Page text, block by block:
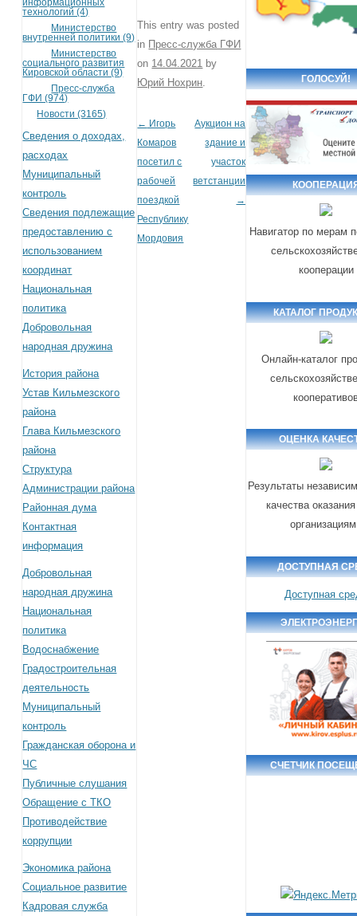
технологий (4)
Министерство
внутренней политики (9)
Министерство
социального развития
Кировской области (9)
Пресс-служба
ГФИ (974)
Новости (3165)
Сведения о доходах,
расходах
Муниципальный
контроль
Сведения подлежащие
предоставлению с
использованием
координат
Национальная
политика
Добровольная
народная дружина
История района
Устав Кильмезского
района
Глава Кильмезского
района
Структура
Администрации района
Районная дума
Контактная
информация
Добровольная
народная дружина
Национальная
политика
Водоснабжение
Градостроительная
деятельность
Муниципальный
контроль
Гражданская оборона и
ЧС
Публичные слушания
Обращение с ТКО
Противодействие
коррупции
Экономика района
Социальное развитие
Кадровая служба
This entry was posted
in Пресс-служба ГФИ
on 14.04.2021 by
Юрий Нохрин
Post navigation
← Игорь
Комаров
посетил с
рабочей
поездкой
Республику
Мордовия
Аукцион на
здание и
участок
ветстанции
→
ГОЛОСУЙ!
Навигатор по мерам
кооперации
КАТАЛОГ
Онлайн-каталог
ОЦЕНКА
Результаты
качества
ДОСТУПНАЯ
Доступная
СЧЕТЧИК